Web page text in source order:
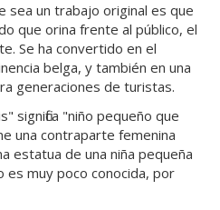
sea un trabajo original es que
que orina frente al público, el
Se ha convertido en el
belga, y también en una
generaciones de turistas.
significa "niño pequeño que
una contraparte femenina
estatua de una niña pequeña
muy poco conocida, por